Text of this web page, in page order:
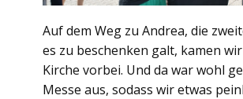
Auf dem Weg zu Andrea, die
es zu beschenken galt, kamen
Kirche vorbei. Und da war wohl
Messe aus, sodass wir etwas